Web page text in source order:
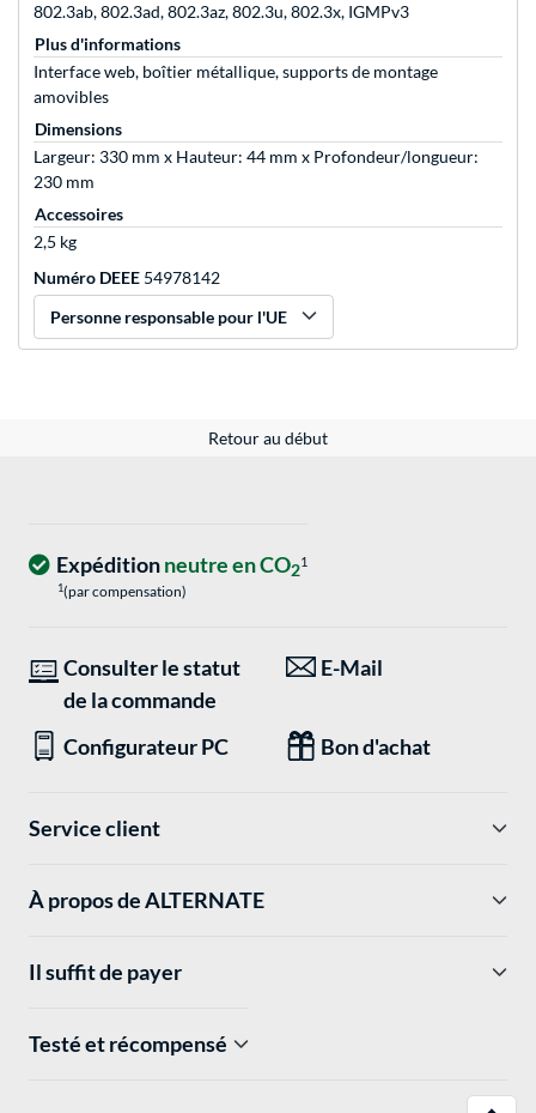
802.3ab, 802.3ad, 802.3az, 802.3u, 802.3x, IGMPv3
Plus d'informations
Interface web, boîtier métallique, supports de montage
amovibles
Dimensions
Largeur: 330 mm x Hauteur: 44 mm x Profondeur/longueur:
230 mm
Accessoires
2,5 kg
Numéro DEEE 54978142
Personne responsable pour l'UE
Retour au début
Expéditionneutre en CO21
1(par compensation)
Consulter le statut
de la commande
E-Mail
Configurateur PC Bon d'achat
Service client
À propos de ALTERNATE
Il suffit de payer
Testé et récompensé